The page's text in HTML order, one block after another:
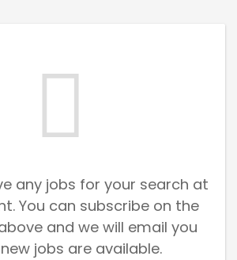
any jobs for your search at
You can subscribe on the
and we will email you
jobs are available.